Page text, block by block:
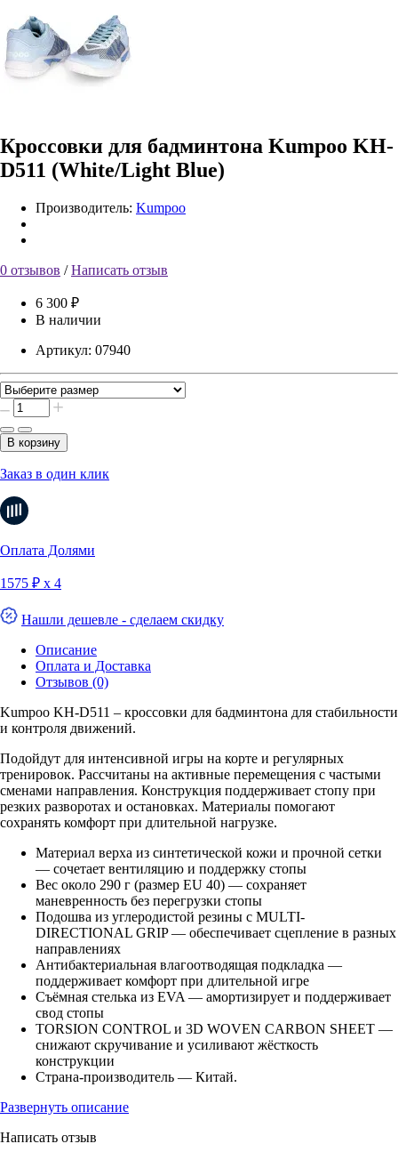
Кроссовки для бадминтона Kumpoo KH-
D511 (White/Light Blue)
Производитель: Kumpoo
0 отзывов /Написать отзыв
6 300 ₽
В наличии
Артикул: 07940
В корзину
Заказ в один клик
Оплата Долями
1575 ₽ х 4
Нашли дешевле - сделаем скидку
Описание
Оплата и Доставка
Отзывов (0)
Kumpoo KH-D511 – кроссовки для бадминтона для стабильности
и контроля движений.
Подойдут для интенсивной игры на корте и регулярных
тренировок. Рассчитаны на активные перемещения с частыми
сменами направления. Конструкция поддерживает стопу при
резких разворотах и остановках. Материалы помогают
сохранять комфорт при длительной нагрузке.
Материал верха из синтетической кожи и прочной сетки
— сочетает вентиляцию и поддержку стопы
Вес около 290 г (размер EU 40) — сохраняет
маневренность без перегрузки стопы
Подошва из углеродистой резины с MULTI-
DIRECTIONAL GRIP — обеспечивает сцепление в разных
направлениях
Антибактериальная влагоотводящая подкладка —
поддерживает комфорт при длительной игре
Съёмная стелька из EVA — амортизирует и поддерживает
свод стопы
TORSION CONTROL и 3D WOVEN CARBON SHEET —
снижают скручивание и усиливают жёсткость
конструкции
Страна-производитель — Китай.
Развернуть описание
Написать отзыв